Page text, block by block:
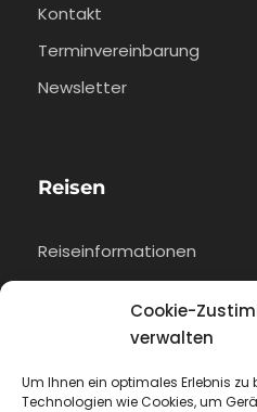
Cookie-
verwalten
Um Ihnen ein optimales Erlebnis zu
Technologien wie Cookies, um
Kontakt
Terminvereinbarung
Newsletter
Reisen
Reiseinformationen
Flug buchen
Rechtliches